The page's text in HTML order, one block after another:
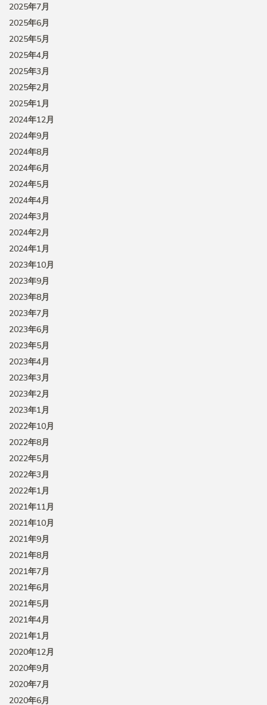
2025年7月
2025年6月
2025年5月
2025年4月
2025年3月
2025年2月
2025年1月
2024年12月
2024年9月
2024年8月
2024年6月
2024年5月
2024年4月
2024年3月
2024年2月
2024年1月
2023年10月
2023年9月
2023年8月
2023年7月
2023年6月
2023年5月
2023年4月
2023年3月
2023年2月
2023年1月
2022年10月
2022年8月
2022年5月
2022年3月
2022年1月
2021年11月
2021年10月
2021年9月
2021年8月
2021年7月
2021年6月
2021年5月
2021年4月
2021年1月
2020年12月
2020年9月
2020年7月
2020年6月